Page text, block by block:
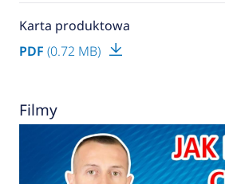
Karta produktowa
PDF (0.72 MB)
Filmy